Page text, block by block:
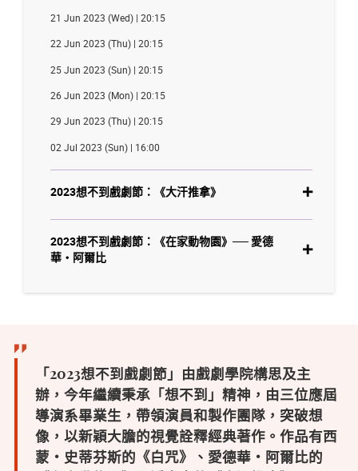
21 Jun 2023 (Wed) | 20:15
22 Jun 2023 (Thu) | 20:15
25 Jun 2023 (Sun) | 20:15
26 Jun 2023 (Mon) | 20:15
29 Jun 2023 (Thu) | 20:15
02 Jul 2023 (Sun) | 16:00
2023想不到戲劇節：《大汗推拿》
2023想不到戲劇節：《在家動物園》── 愛德
華・阿爾比
「2023想不到戲劇節」由戲劇學院構思及主
辦，今年繼續秉承「想不到」精神，由三位應屆
導演系畢業生，帶領演員和製作團隊，突破想
像，以新穎大膽的視覺詮釋經典著作。作品有西
蒙・史蒂芬斯的《白咒》、愛德華・阿爾比的